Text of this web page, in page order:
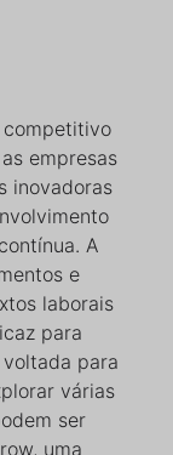
empresas
inovadoras
A
e
laborais
para
para
várias
ser
uma